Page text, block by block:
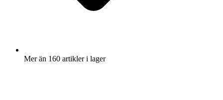
Mer än 160 artikler i lager